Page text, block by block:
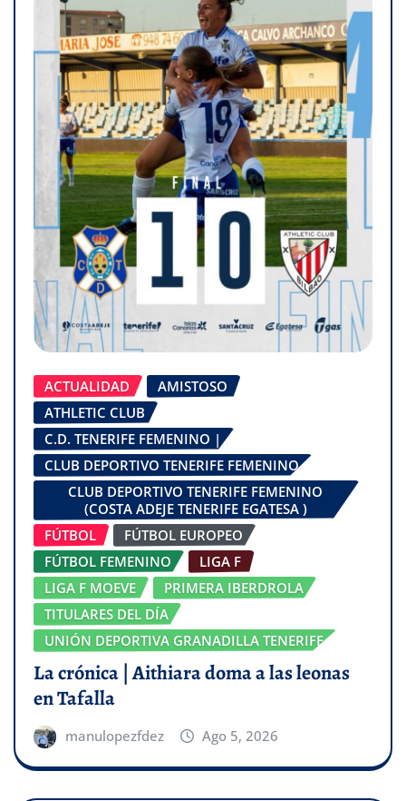
ACTUALIDAD
AMISTOSO
ATHLETIC CLUB
C.D. TENERIFE FEMENINO |
CLUB DEPORTIVO TENERIFE FEMENINO
CLUB DEPORTIVO TENERIFE FEMENINO
(COSTA ADEJE TENERIFE EGATESA )
FÚTBOL
FÚTBOL EUROPEO
FÚTBOL FEMENINO
LIGA F
LIGA F MOEVE
PRIMERA IBERDROLA
TITULARES DEL DÍA
UNIÓN DEPORTIVA GRANADILLA TENERIFE
La crónica | Aithiara doma a las leonas
en Tafalla
manulopezfdez Ago 5, 2026